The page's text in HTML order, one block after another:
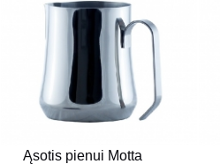
Ąsotis pienui Motta